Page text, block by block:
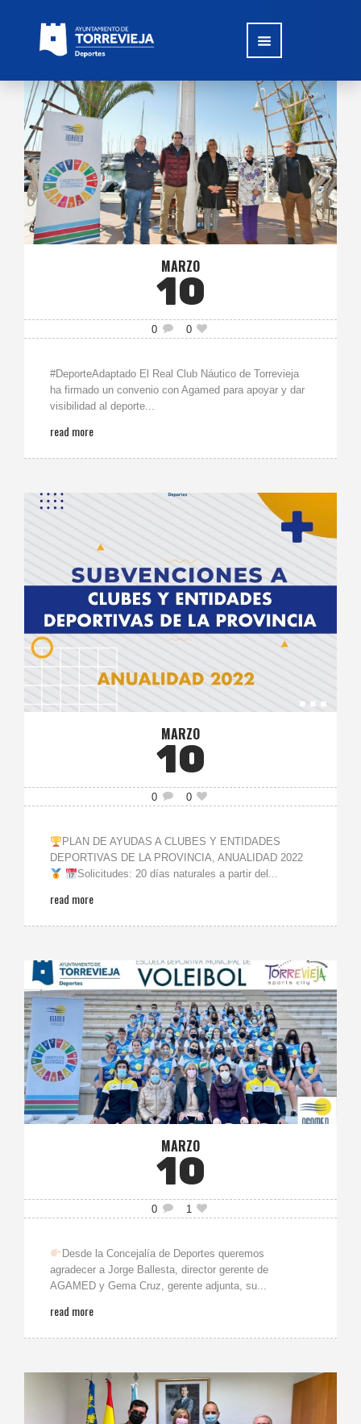
MARZO
10
0 0
#DeporteAdaptado El Real Club Náutico de Torrevieja
ha firmado un convenio con Agamed para apoyar y dar
visibilidad al deporte...
read more
MARZO
10
0 0
PLAN DE AYUDAS A CLUBES Y ENTIDADES
DEPORTIVAS DE LA PROVINCIA, ANUALIDAD 2022
Solicitudes: 20 días naturales a partir del...
read more
MARZO
10
0 1
Desde la Concejalía de Deportes queremos
agradecer a Jorge Ballesta, director gerente de
AGAMED y Gema Cruz, gerente adjunta, su...
read more